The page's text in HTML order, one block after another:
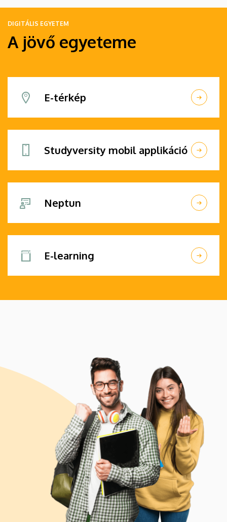
DIGITÁLIS EGYETEM
A jövő egyeteme
E-térkép
Studyversity mobil applikáció
Neptun
E-learning